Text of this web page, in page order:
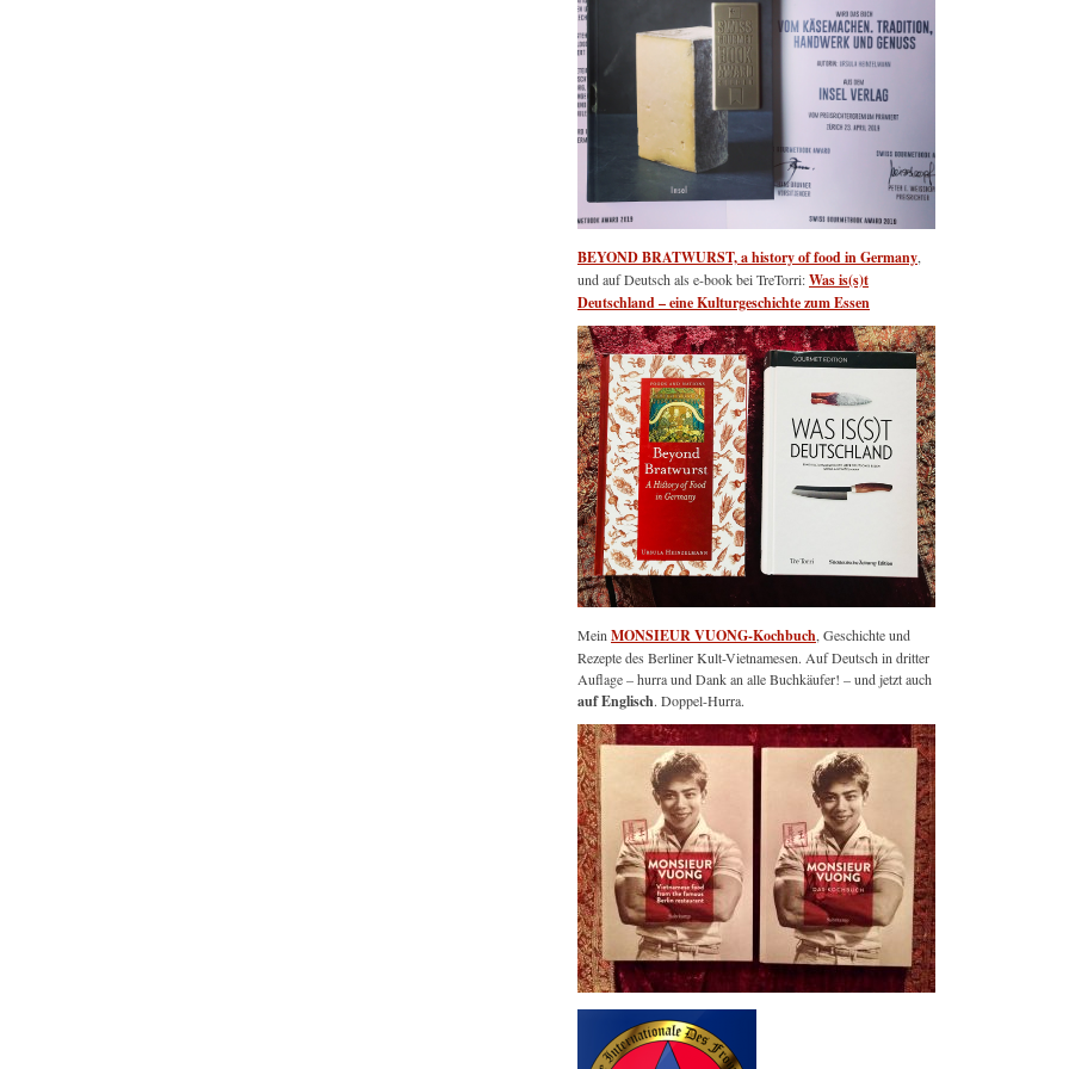
BEYOND BRATWURST, a history of food in Germany
und auf Deutsch als e-book bei TreTorri:Was is(s)t
Deutschland – eine Kulturgeschichte zum Essen
Mein MONSIEUR VUONG-Kochbuch , Geschichte und
Rezepte des Berliner Kult-Vietnamesen. Auf Deutsch in dritter
Auflage – hurra und Dank an alle Buchkäufer! – und jetzt auch
auf Englisch. Doppel-Hurra.